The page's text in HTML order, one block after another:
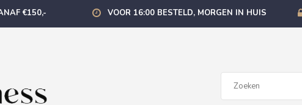
€150,- VOOR 16:00 BESTELD, MORGEN IN HUIS